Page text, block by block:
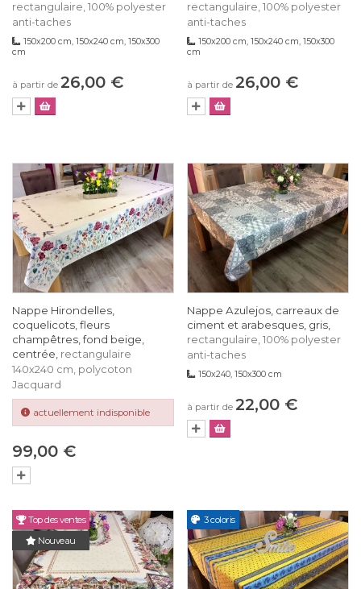
rectangulaire, 100% polyester
anti-taches
150x200 cm, 150x240 cm, 150x300
cm
à partir de 26,00 €
rectangulaire, 100% polyester
anti-taches
150x200 cm, 150x240 cm, 150x300
cm
à partir de 26,00 €
Nappe Hirondelles,
coquelicots, fleurs
champêtres, fond beige,
centrée, rectangulaire
140x240 cm, polycoton
Jacquard
actuellement indisponible
99,00 €
Nappe Azulejos, carreaux de
ciment et arabesques, gris,
rectangulaire, 100% polyester
anti-taches
150x240, 150x300 cm
à partir de 22,00 €
Top des ventes
Nouveau
3 coloris